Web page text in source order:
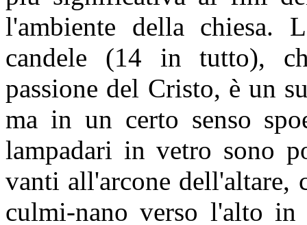
l'ambiente della chiesa.
candele (14 in tutto),
passione del Cristo, è un
ma in un certo senso
lampadari in vetro sono
vanti all'arcone dell'altare,
culmi-nano verso l'alto